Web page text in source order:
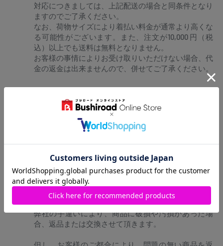
対応につきましては、上記配送の場合と同条件となり
ますのでご了承ください。
なお、荷物サイズにより着払い料金が通常より高くな
る可能性がございます。また、注文が10,000 円（税
込）以上でも送料は無料となりません。
お客様の事情によりお受け取りいただけない場合、代
金の返金は出来ませんので、併せてご了承ください。
atone 翌月払い（コンビニ/口座振替）
後払い（コンビニ/銀行ATM）
Paidy
返品・交換について
弊社の手違いにより、商品に破損や汚損があった場
合、返品または交換させて頂きます。